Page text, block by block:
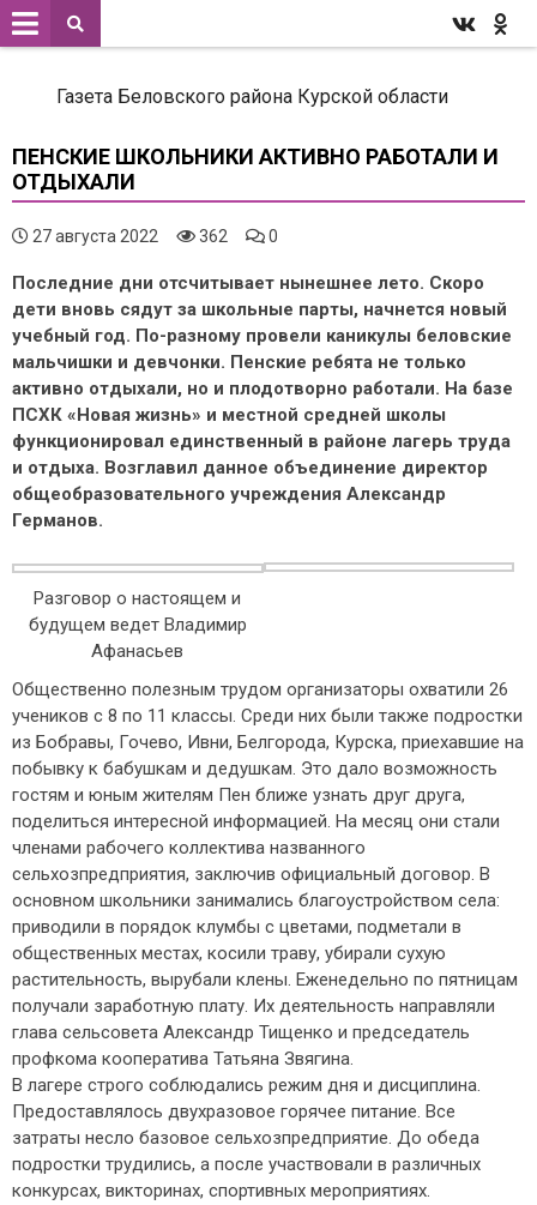
Газета Беловского района Курской области
ПЕНСКИЕ ШКОЛЬНИКИ АКТИВНО РАБОТАЛИ И
ОТДЫХАЛИ
27 августа 2022 362 0
Последние дни отсчитывает нынешнее лето. Скоро
дети вновь сядут за школьные парты, начнется новый
учебный год. По-разному провели каникулы беловские
мальчишки и девчонки. Пенские ребята не только
активно отдыхали, но и плодотворно работали. На базе
ПСХК «Новая жизнь» и местной средней школы
функционировал единственный в районе лагерь труда
и отдыха. Возглавил данное объединение директор
общеобразовательного учреждения Александр
Германов.
Разговор о настоящем и
будущем ведет Владимир
Афанасьев
Общественно полезным трудом организаторы охватили 26
учеников с 8 по 11 классы. Среди них были также подростки
из Бобравы, Гочево, Ивни, Белгорода, Курска, приехавшие на
побывку к бабушкам и дедушкам. Это дало возможность
гостям и юным жителям Пен ближе узнать друг друга,
поделиться интересной информацией. На месяц они стали
членами рабочего коллектива названного
сельхозпредприятия, заключив официальный договор. В
основном школьники занимались благоустройством села:
приводили в порядок клумбы с цветами, подметали в
общественных местах, косили траву, убирали сухую
растительность, вырубали клены. Еженедельно по пятницам
получали заработную плату. Их деятельность направляли
глава сельсовета Александр Тищенко и председатель
профкома кооператива Татьяна Звягина.
В лагере строго соблюдались режим дня и дисциплина.
Предоставлялось двухразовое горячее питание. Все
затраты несло базовое сельхозпредприятие. До обеда
подростки трудились, а после участвовали в различных
конкурсах, викторинах, спортивных мероприятиях.